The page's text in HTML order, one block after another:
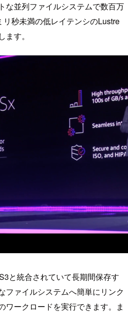
な並列ファイルシステムで数百万
秒未満の低レイテンシのLustre
す。
と統合されていて長期間保存す
ファイルシステムへ簡単にリンク
ワークロードを実行できます。ま